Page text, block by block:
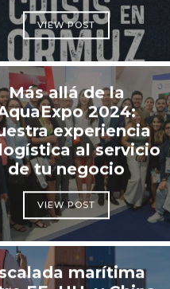
VIEW POST
Más allá de la
2024:
experiencia
al servicio
de tu negocio
VIEW POST
marítima